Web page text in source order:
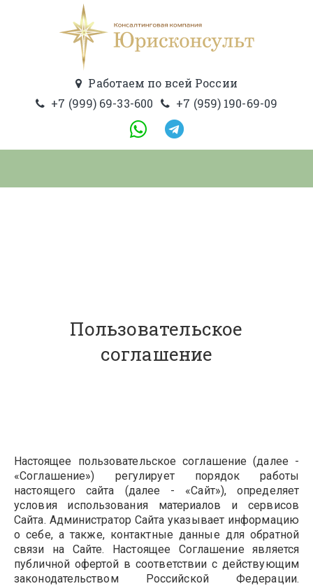
Работаем по всей России
+7 (999) 69-33-600
+7 (959) 190-69-09
Пользовательское
соглашение
Настоящее пользовательское соглашение (далее -
«Соглашение») регулирует порядок работы
настоящего сайта (далее - «Сайт»), определяет
условия использования материалов и сервисов
Сайта. Администратор Сайта указывает информацию
о себе, а также, контактные данные для обратной
связи на Сайте. Настоящее Соглашение является
публичной офертой в соответствии с действующим
законодательством Российской Федерации.